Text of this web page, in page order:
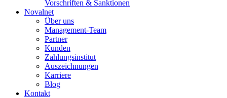
Vorschriften & Sanktionen
Novalnet
Über uns
Management-Team
Partner
Kunden
Zahlungsinstitut
Auszeichnungen
Karriere
Blog
Kontakt